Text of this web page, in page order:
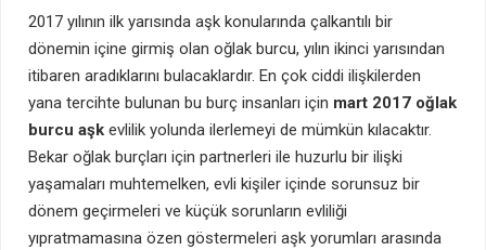
2017 yılının ilk yarısında aşk konularında çalkantılı bir
dönemin içine girmiş olan oğlak burcu, yılın ikinci yarısından
itibaren aradıklarını bulacaklardır. En çok ciddi ilişkilerden
yana tercihte bulunan bu burç insanları için mart 2017 oğlak
burcu aşk evlilik yolunda ilerlemeyi de mümkün kılacaktır.
Bekar oğlak burçları için partnerleri ile huzurlu bir ilişki
yaşamaları muhtemelken, evli kişiler içinde sorunsuz bir
dönem geçirmeleri ve küçük sorunların evliliği
yıpratmamasına özen göstermeleri aşk yorumları arasında